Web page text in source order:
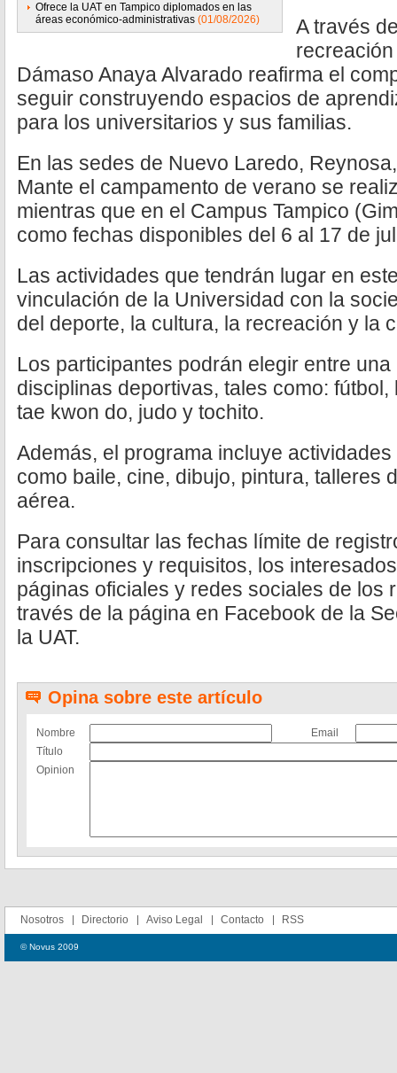
Ofrece la UAT en Tampico diplomados en las
áreas económico-administrativas (01/08/2026)
A través
Dámaso Anaya Alvarado reafirma el
seguir construyendo espacios de
para los universitarios y sus familias.
En las sedes de Nuevo Laredo,
Mante el campamento de verano se
mientras que en el Campus Tampico
como fechas disponibles del 6 al 17 de
Las actividades que tendrán lugar en
vinculación de la Universidad con la
del deporte, la cultura, la recreación y la
Los participantes podrán elegir entre
disciplinas deportivas, tales como:
tae kwon do, judo y tochito.
Además, el programa incluye
como baile, cine, dibujo, pintura, talleres
aérea.
Para consultar las fechas límite de
inscripciones y requisitos, los
páginas oficiales y redes sociales de los
través de la página en Facebook de la
la UAT.
Opina sobre este artículo
Nombre
Email
Título
Opinion
Nosotros Directorio Aviso Legal Contacto RSS
© Novus 2009